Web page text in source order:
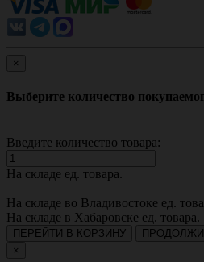
×
Выберите количество
Введите количество товара:
На складе ед. товара.
На складе во Владивостоке ед.
На складе в Хабаровске ед. товара.
ПЕРЕЙТИ В КОРЗИНУ
×